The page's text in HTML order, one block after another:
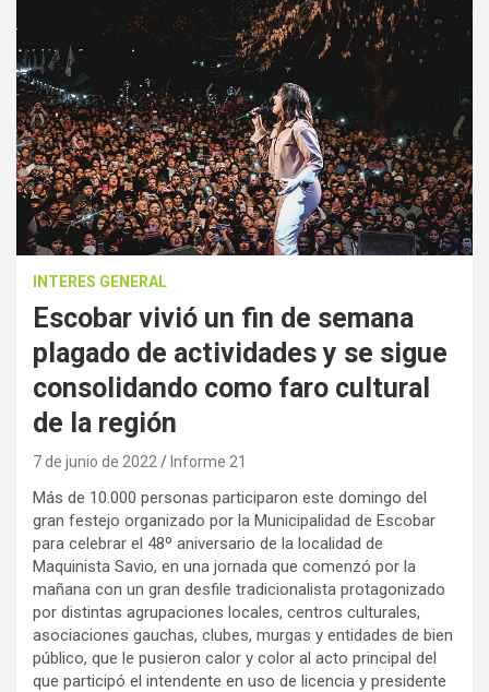
INTERES GENERAL
Escobar vivió un fin de semana
plagado de actividades y se sigue
consolidando como faro cultural
de la región
7 de junio de 2022 Informe 21
Más de 10.000 personas participaron este domingo del
gran festejo organizado por la Municipalidad de Escobar
para celebrar el 48º aniversario de la localidad de
Maquinista Savio, en una jornada que comenzó por la
mañana con un gran desfile tradicionalista protagonizado
por distintas agrupaciones locales, centros culturales,
asociaciones gauchas, clubes, murgas y entidades de bien
público, que le pusieron calor y color al acto principal del
que participó el intendente en uso de licencia y presidente